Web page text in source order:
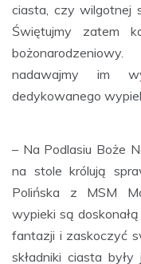
ciasta, czy wilgotnej
Świętujmy zatem
nadawajmy im
dedykowanego
– Na Podlasiu Boże
na stole królują
Polińska z MSM
wypieki są
fantazji i zaskoczyć
składniki ciasta